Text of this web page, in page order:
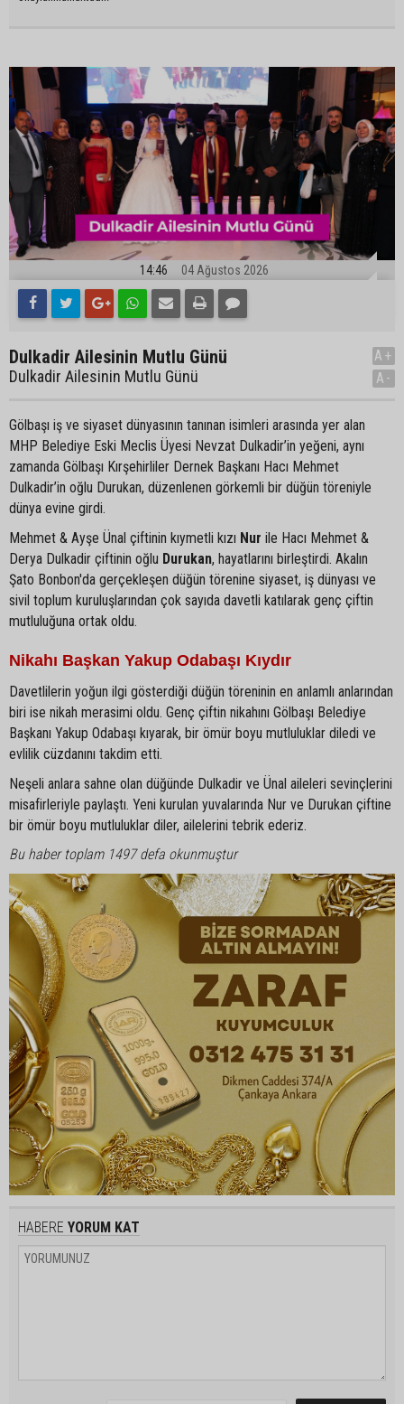
14:46 04 Ağustos 2026
Dulkadir Ailesinin Mutlu Günü
Dulkadir Ailesinin Mutlu Günü
A+
A-
Gölbaşı iş ve siyaset dünyasının tanınan isimleri arasında yer alan
MHP Belediye Eski Meclis Üyesi Nevzat Dulkadir’in yeğeni, aynı
zamanda Gölbaşı Kırşehirliler Dernek Başkanı Hacı Mehmet
Dulkadir’in oğlu Durukan, düzenlenen görkemli bir düğün töreniyle
dünya evine girdi.
Mehmet & Ayşe Ünal çiftinin kıymetli kızı Nur ile Hacı Mehmet &
Derya Dulkadir çiftinin oğlu Durukan, hayatlarını birleştirdi. Akalın
Şato Bonbon'da gerçekleşen düğün törenine siyaset, iş dünyası ve
sivil toplum kuruluşlarından çok sayıda davetli katılarak genç çiftin
mutluluğuna ortak oldu.
Nikahı Başkan Yakup Odabaşı Kıydır
Davetlilerin yoğun ilgi gösterdiği düğün töreninin en anlamlı anlarından
biri ise nikah merasimi oldu. Genç çiftin nikahını Gölbaşı Belediye
Başkanı Yakup Odabaşı kıyarak, bir ömür boyu mutluluklar diledi ve
evlilik cüzdanını takdim etti.
Neşeli anlara sahne olan düğünde Dulkadir ve Ünal aileleri sevinçlerini
misafirleriyle paylaştı. Yeni kurulan yuvalarında Nur ve Durukan çiftine
bir ömür boyu mutluluklar diler, ailelerini tebrik ederiz.
Bu haber toplam 1497 defa okunmuştur
HABERE YORUM KAT